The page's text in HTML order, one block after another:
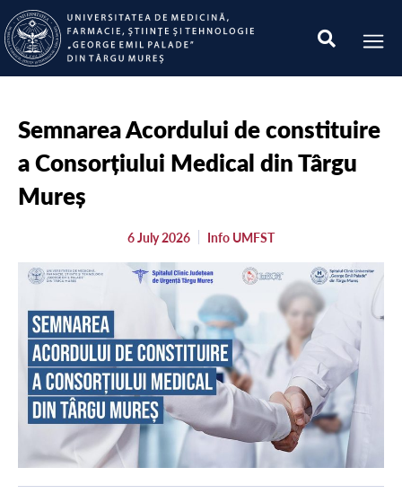
Semnarea Acordului de constituire
a Consorțiului Medical din Târgu
Mureș
6 July 2026 Info UMFST